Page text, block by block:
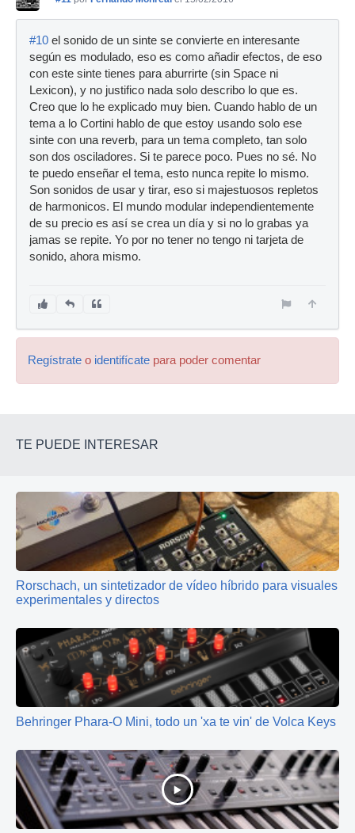
#10 el sonido de un sinte se convierte en interesante
según es modulado, eso es como añadir efectos, de eso
con este sinte tienes para aburrirte (sin Space ni
Lexicon), y no justifico nada solo describo lo que es.
Creo que lo he explicado muy bien. Cuando hablo de un
tema a lo Cortini hablo de que estoy usando solo ese
sinte con una reverb, para un tema completo, tan solo
son dos osciladores. Si te parece poco. Pues no sé. No
te puedo enseñar el tema, esto nunca repite lo mismo.
Son sonidos de usar y tirar, eso si majestuosos repletos
de harmonicos. El mundo modular independientemente
de su precio es así se crea un día y si no lo grabas ya
jamas se repite. Yo por no tener no tengo ni tarjeta de
sonido, ahora mismo.
Regístrate o identifícate para poder comentar
TE PUEDE INTERESAR
Rorschach, un sintetizador de vídeo híbrido para visuales
experimentales y directos
Behringer Phara-O Mini, todo un 'xa te vin' de Volca Keys